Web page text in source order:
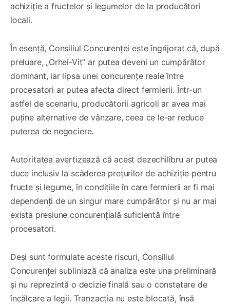
achiziție a fructelor și legumelor de la producători
locali.
În esență, Consiliul Concurenței este îngrijorat că, după
preluare, „Orhei-Vit” ar putea deveni un cumpărător
dominant, iar lipsa unei concurențe reale între
procesatori ar putea afecta direct fermierii. Într-un
astfel de scenariu, producătorii agricoli ar avea mai
puține alternative de vânzare, ceea ce le-ar reduce
puterea de negociere.
Autoritatea avertizează că acest dezechilibru ar putea
duce inclusiv la scăderea prețurilor de achiziție pentru
fructe și legume, în condițiile în care fermierii ar fi mai
dependenți de un singur mare cumpărător și nu ar mai
exista presiune concurențială suficientă între
procesatori.
Deși sunt formulate aceste riscuri, Consiliul
Concurenței subliniază că analiza este una preliminară
și nu reprezintă o decizie finală sau o constatare de
încălcare a legii. Tranzacția nu este blocată, însă